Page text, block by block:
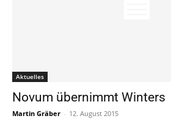
Aktuelles
Novum übernimmt Winters
Martin Gräber - 12. August 2015